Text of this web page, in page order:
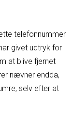
telefonnummer
givet udtryk for
at blive fjernet
nævner endda,
selv efter at